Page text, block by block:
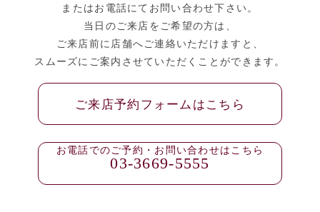
またはお電話にてお問い合わせ下さい。
当日のご来店をご希望の方は、
ご来店前に店舗へご連絡いただけますと、
スムーズにご案内させていただくことができます。
ご来店予約フォームはこちら
お電話でのご予約・お問い合わせはこちら
03-3669-5555